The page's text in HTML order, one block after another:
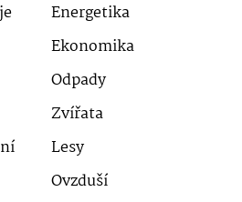
Energetika
Ekonomika
Odpady
Zvířata
Lesy
Ovzduší